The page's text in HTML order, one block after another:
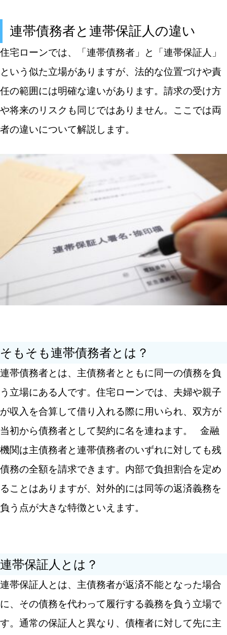
離婚・死亡時の扱いの違い
滞納時の責任の違い
連帯債務・連帯保証・ペアローンとの違いも押さえて
おこう
ペアローンとは
連帯債務型や連帯保証型との違い
の考え方
夫婦共働きで住宅ローンを組む場合
収入合算をしたい場合
リスクを最小限にしたい場合
連帯債務・連帯保証で後悔しないための注意点
離婚しても義務は消えない
相手の返済不能リスクを考慮する
しよう
連帯債務者と連帯保証人の違い
住宅ローンでは、「連帯債務者」と「連帯保証人」
という似た立場がありますが、法的な位置づけや責
任の範囲には明確な違いがあります。請求の受け方
や将来のリスクも同じではありません。ここでは両
者の違いについて解説します。
そもそも連帯債務者とは？
連帯債務者とは、主債務者とともに同一の債務を負
う立場にある人です。住宅ローンでは、夫婦や親子
が収入を合算して借り入れる際に用いられ、双方が
当初から債務者として契約に名を連ねます。
金融
機関は主債務者と連帯債務者のいずれに対しても残
債務の全額を請求できます。内部で負担割合を定め
ることはありますが、対外的には同等の返済義務を
負う点が大きな特徴といえます。
連帯保証人とは？
連帯保証人とは、主債務者が返済不能となった場合
に、その債務を代わって履行する義務を負う立場で
す。通常の保証人と異なり、債権者に対して先に主